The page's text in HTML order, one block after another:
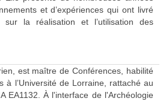
et d’expériences qui ont livré
sur la réalisation et l’utilisation des
est maître de Conférences, habilité
à l’Université de Lorraine, rattaché au
EA1132. À l'interface de l'Archéologie